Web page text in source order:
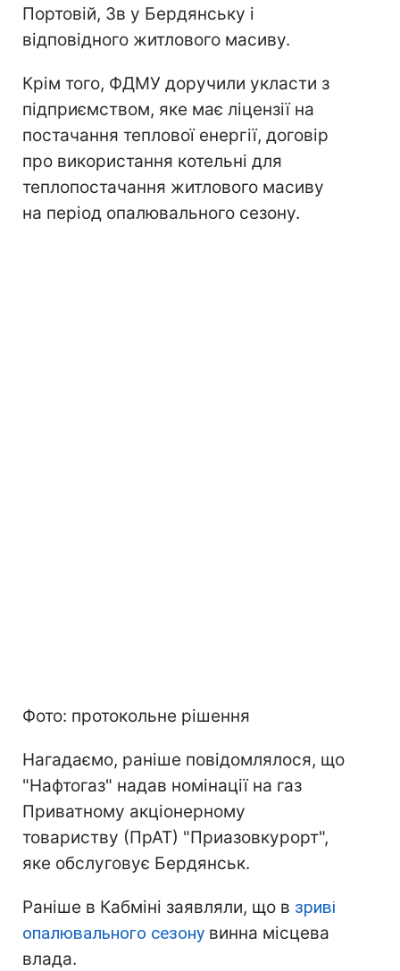
Портовій, 3в у Бердянську і
відповідного житлового масиву.
Крім того, ФДМУ доручили укласти з
підприємством, яке має ліцензії на
постачання теплової енергії, договір
про використання котельні для
теплопостачання житлового масиву
на період опалювального сезону.
Фото: протокольне рішення
Нагадаємо, раніше повідомлялося, що
"Нафтогаз" надав номінації на газ
Приватному акціонерному
товариству (ПрАТ) "Приазовкурорт",
яке обслуговує Бердянськ.
Раніше в Кабміні заявляли, що в зриві
опалювального сезону винна місцева
влада.